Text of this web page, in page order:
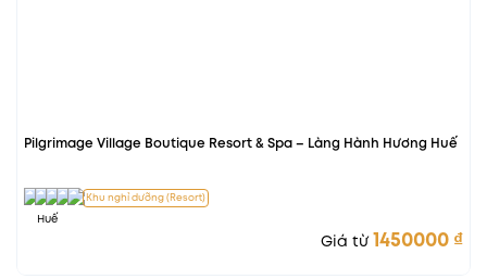
Pilgrimage Village Boutique Resort & Spa – Làng Hành Hương Huế
Khu nghỉ dưỡng (Resort)
Huế
Giá từ1450000 ₫